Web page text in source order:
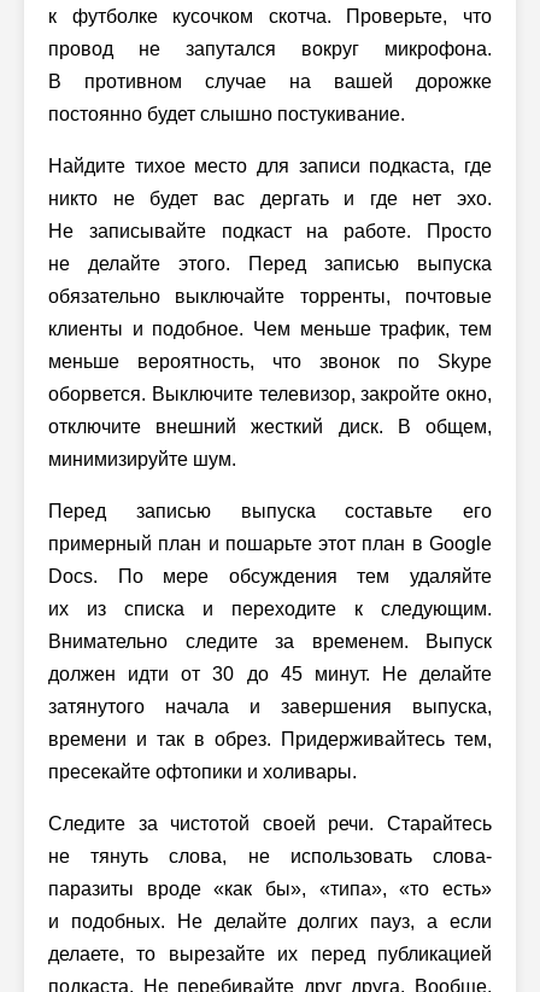
к футболке кусочком скотча. Проверьте, что
провод не запутался вокруг микрофона.
В противном случае на вашей дорожке
постоянно будет слышно постукивание.
Найдите тихое место для записи подкаста, где
никто не будет вас дергать и где нет эхо.
Не записывайте подкаст на работе. Просто
не делайте этого. Перед записью выпуска
обязательно выключайте торренты, почтовые
клиенты и подобное. Чем меньше трафик, тем
меньше вероятность, что звонок по Skype
оборвется. Выключите телевизор, закройте окно,
отключите внешний жесткий диск. В общем,
минимизируйте шум.
Перед записью выпуска составьте его
примерный план и пошарьте этот план в Google
Docs. По мере обсуждения тем удаляйте
их из списка и переходите к следующим.
Внимательно следите за временем. Выпуск
должен идти от 30 до 45 минут. Не делайте
затянутого начала и завершения выпуска,
времени и так в обрез. Придерживайтесь тем,
пресекайте офтопики и холивары.
Следите за чистотой своей речи. Старайтесь
не тянуть слова, не использовать слова-
паразиты вроде «как бы», «типа», «то есть»
и подобных. Не делайте долгих пауз, а если
делаете, то вырезайте их перед публикацией
подкаста. Не перебивайте друг друга. Вообще,